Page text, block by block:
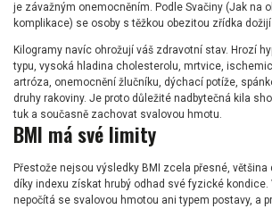
je závažným onemocněním. Podle Svačiny (Jak na
komplikace) se osoby s těžkou obezitou zřídka
Kilogramy navíc ohrožují váš zdravotní stav. Hrozí
typu, vysoká hladina cholesterolu, mrtvice,
artróza, onemocnění žlučníku, dýchací potíže,
druhy rakoviny. Je proto důležité nadbytečná kila
tuk a současně zachovat svalovou hmotu.
BMI má své limity
Přestože nejsou výsledky BMI zcela přesné,
díky indexu získat hrubý odhad své fyzické kondice.
nepočítá se svalovou hmotou ani typem postavy, a